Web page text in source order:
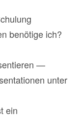
benötige ich?
—
unter
ein